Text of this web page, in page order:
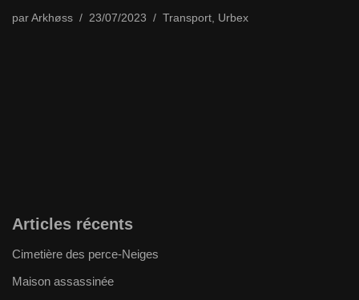
par Arkhøss 23/07/2023 Transport Urbex
Articles récents
Cimetière des perce-Neiges
Maison assassinée